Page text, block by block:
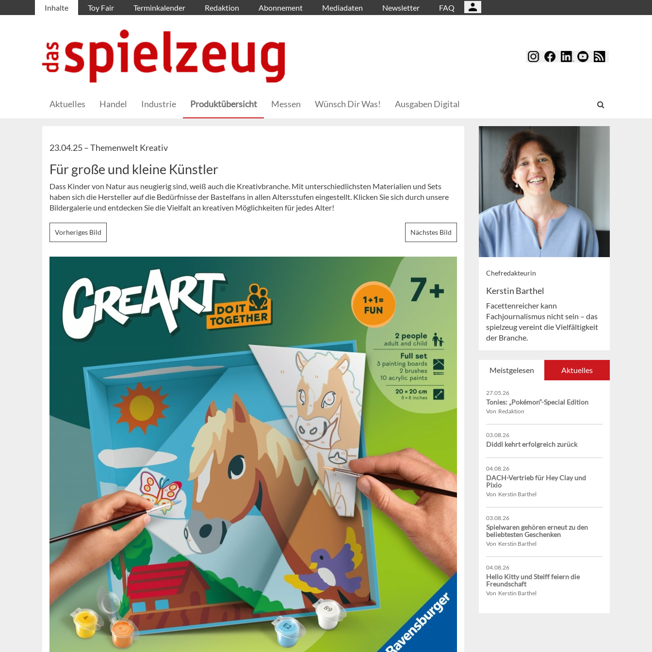
Inhalte Toy Fair Terminkalender Redaktion Abonnement Mediadaten Newsletter FAQ
Aktuelles Handel Industrie Produktübersicht Messen Wünsch Dir Was! Ausgaben Digital
23.04.25 –Themenwelt Kreativ
Für große und kleine Künstler
Dass Kinder von Natur aus neugierig sind, weiß auch die Kreativbranche. Mit unterschiedlichsten Materialien und Sets
haben sich die Hersteller auf die Bedürfnisse der Bastelfans in allen Altersstufen eingestellt. Klicken Sie sich durch unsere
Bildergalerie und entdecken Sie die Vielfalt an kreativen Möglichkeiten für jedes Alter!
Vorheriges Bild Nächstes Bild
Chefredakteurin
Kerstin Barthel
Facettenreicher kann
Fachjournalismus nicht sein – das
spielzeug vereint die Vielfältigkeit
der Branche.
Meistgelesen Aktuelles
27.05.26
Tonies: „Pokémon“-Special Edition
Von Redaktion
03.08.26
Diddl kehrt erfolgreich zurück
04.08.26
DACH-Vertrieb für Hey Clay und
Pixio
Von Kerstin Barthel
03.08.26
Spielwaren gehören erneut zu den
beliebtesten Geschenken
Von Kerstin Barthel
04.08.26
Hello Kitty und Steiff feiern die
Freundschaft
Von Kerstin Barthel